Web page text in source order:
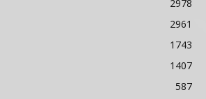
2978
2961
1743
1407
587